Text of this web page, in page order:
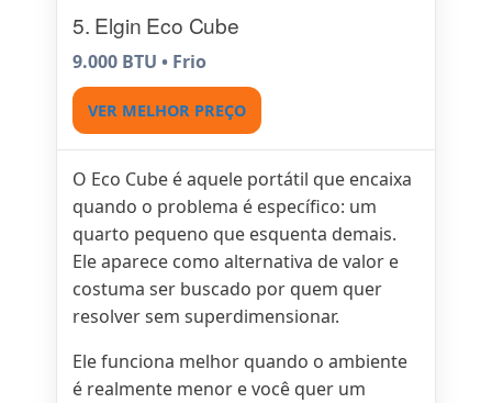
5. Elgin Eco Cube
9.000 BTU • Frio
VER MELHOR PREÇO
O Eco Cube é aquele portátil que encaixa
quando o problema é específico: um
quarto pequeno que esquenta demais.
Ele aparece como alternativa de valor e
costuma ser buscado por quem quer
resolver sem superdimensionar.
Ele funciona melhor quando o ambiente
é realmente menor e você quer um